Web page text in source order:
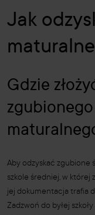
Jak
Gdzie
Aby odzyskać zgubione
szkole średniej, w której
jej dokumentacja trafia
Zadzwoń do byłej